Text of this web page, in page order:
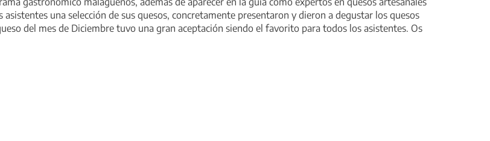
una selección de sus quesos, concretamente presentaron y dieron a degustar los quesos
del mes de Diciembre tuvo una gran aceptación siendo el favorito para todos los asistentes. Os